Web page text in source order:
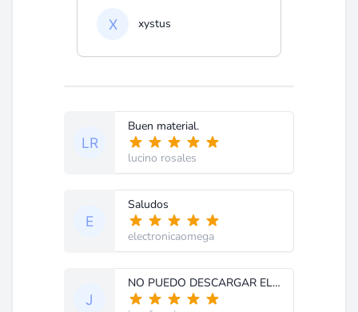
xystus
Buen material.
lucino rosales
Saludos
electronicaomega
NO PUEDO DESCARGAR EL DIAGRAMA